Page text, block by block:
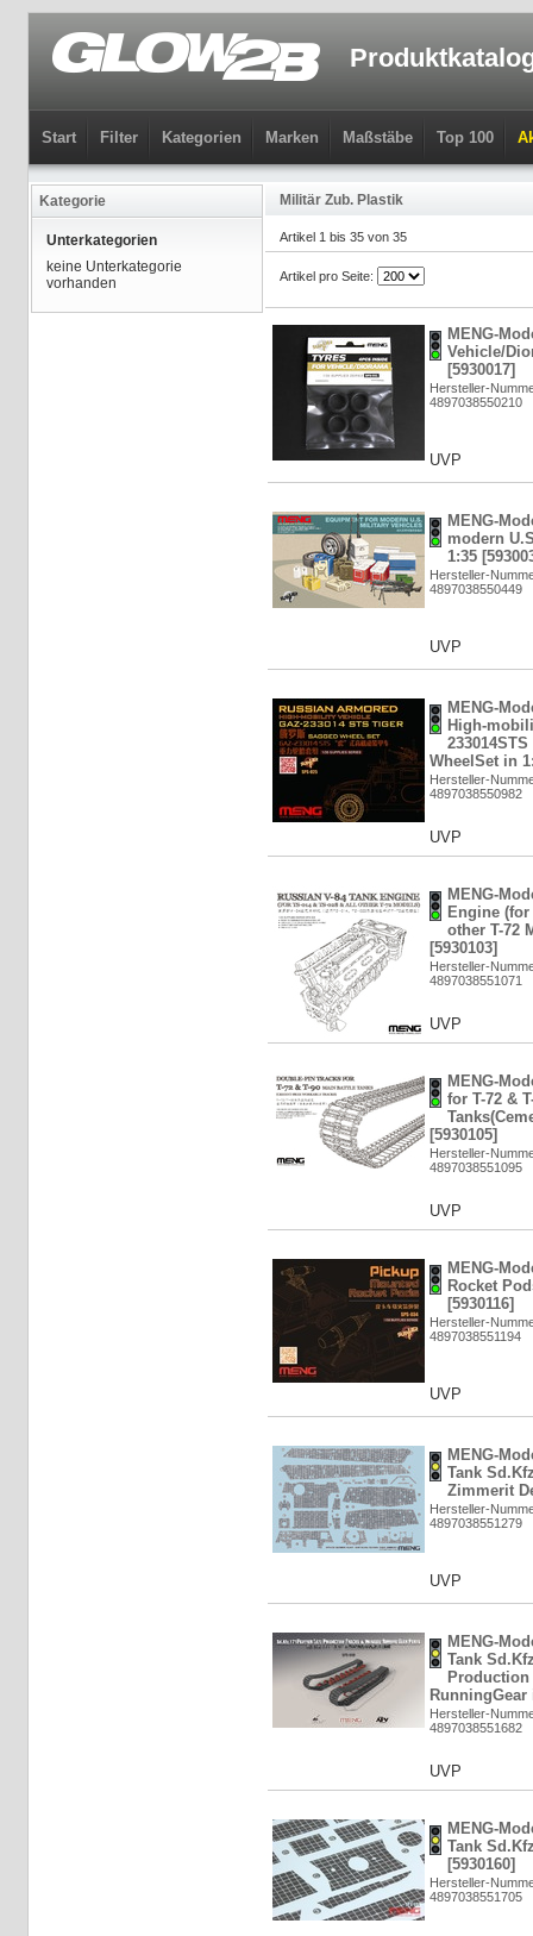
Start Filter Kategorien Marken Maßstäbe Top 100
Kategorie
Unterkategorien
keine Unterkategorie
vorhanden
Militär Zub. Plastik
Artikel 1 bis 35 von 35
Artikel pro Seite:
MENG-
Vehicle/
[5930017]
Hersteller-
4897038550210
UVP
MENG-
modern
1:35
Hersteller-
4897038550449
UVP
MENG-
High-
WheelSet in
Hersteller-
4897038550982
UVP
MENG-
Engine (for
other T-72
[5930103]
Hersteller-
4897038551071
UVP
MENG-
for T-72 &
[5930105]
Hersteller-
4897038551095
UVP
MENG-
Rocket
[5930116]
Hersteller-
4897038551194
UVP
MENG-
Tank
Zimmerit
Hersteller-
4897038551279
UVP
MENG-
Tank
Production
RunningGear
Hersteller-
4897038551682
UVP
MENG-
Tank
[5930160]
Hersteller-
4897038551705